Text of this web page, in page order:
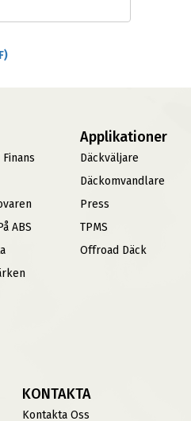
ABS
Applikationer
Däckväljare
Däckomvandlare
Press
TPMS
Offroad Däck
KONTAKTA
Kontakta Oss